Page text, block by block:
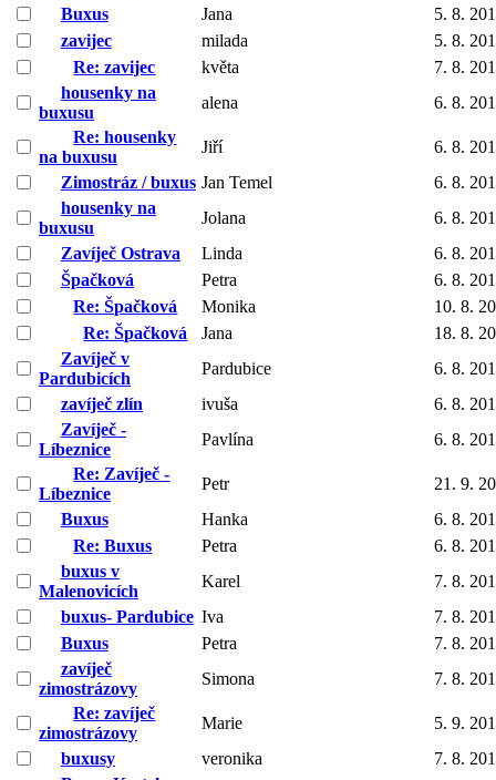
Buxus
Jana
5. 8.
zavijec
milada
5. 8.
Re: zavijec
květa
7. 8.
housenky na
buxusu
alena
6. 8.
Re: housenky
na buxusu
Jiří
6. 8.
Zimostráz / buxus Jan Temel
6. 8.
housenky na
buxusu
Jolana
6. 8.
Zavíječ Ostrava
Linda
6. 8.
Špačková
Petra
6. 8.
Re: Špačková
Monika
10. 8.
Re: Špačková
Jana
18. 8.
Zavíječ v
Pardubicích
Pardubice
6. 8.
zavíječ zlín
ivuša
6. 8.
Zavíječ -
Líbeznice
Pavlína
6. 8.
Re: Zavíječ -
Líbeznice
Petr
21. 9.
Buxus
Hanka
6. 8.
Re: Buxus
Petra
6. 8.
buxus v
Malenovicích
Karel
7. 8.
buxus- Pardubice Iva
7. 8.
Buxus
Petra
7. 8.
zavíječ
zimostrázovy
Simona
7. 8.
Re: zavíječ
zimostrázovy
Marie
5. 9.
buxusy
veronika
7. 8.